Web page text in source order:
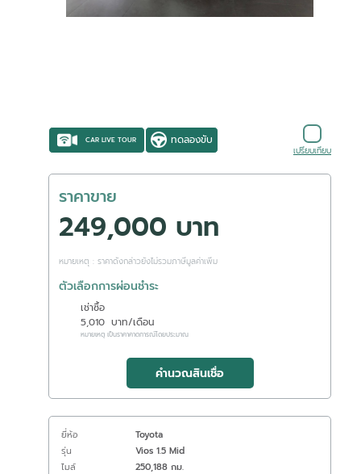
CAR LIVE TOUR ทดลองขับ
เปรียบเทียบ
ราคาขาย
249,000 บาท
หมายเหตุ : ราคาดังกล่าวยังไม่รวมภาษีมูลค่าเพิ่ม
ตัวเลือกการผ่อนชำระ
เช่าซื้อ
5,010 บาท/เดือน
หมายเหตุ เป็นราคาคาดการณ์โดยประมาณ
คำนวณสินเชื่อ
ยี่ห้อ
Toyota
รุ่น
Vios 1.5 Mid
ไมล์
250,188 กม.